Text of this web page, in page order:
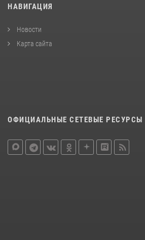
НАВИГАЦИЯ
Новости
Карта сайта
ОФИЦИАЛЬНЫЕ СЕТЕВЫЕ РЕСУРСЫ